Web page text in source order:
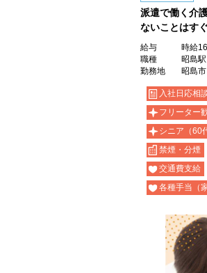
派遣社員
派遣で働く介
ないことはす
給与
時給
職種
昭島
勤務地
昭島
入社日応相
フリーター
シニア（60
禁煙・分煙
交通費支給
各種手当（